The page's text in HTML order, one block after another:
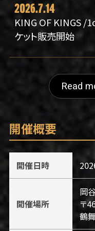
2026.7.14
KING OF KINGS /
ケット販売開始
Read
開催概要
開催日時
開催場所
岡
〒
鶴